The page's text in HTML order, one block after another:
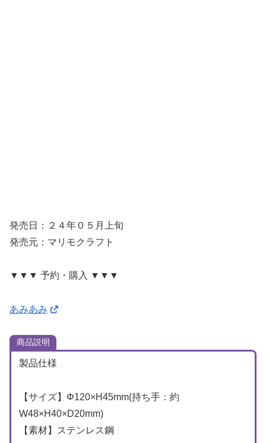
発売日：２４年０５月上旬
発売元：マリモクラフト
▼▼▼ 予約・購入 ▼▼▼
あみあみ
商品説明
製品仕様
【サイズ】Φ120×H45mm(持ち手：約
W48×H40×D20mm)
【素材】ステンレス鋼